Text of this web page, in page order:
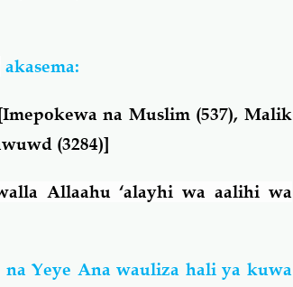
akasema:
Imepokewa na Muslim (537), Malik
(3284)]
Allaahu ‘alayhi wa aalihi wa
Yeye Ana wauliza hali ya kuwa